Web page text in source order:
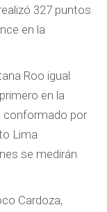
327 puntos
en la
Roo igual
en la
conformado por
Lima
se medirán
Cardoza,